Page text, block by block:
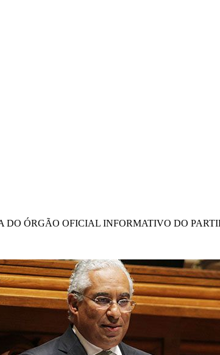
ÓRGÃO OFICIAL INFORMATIVO DO